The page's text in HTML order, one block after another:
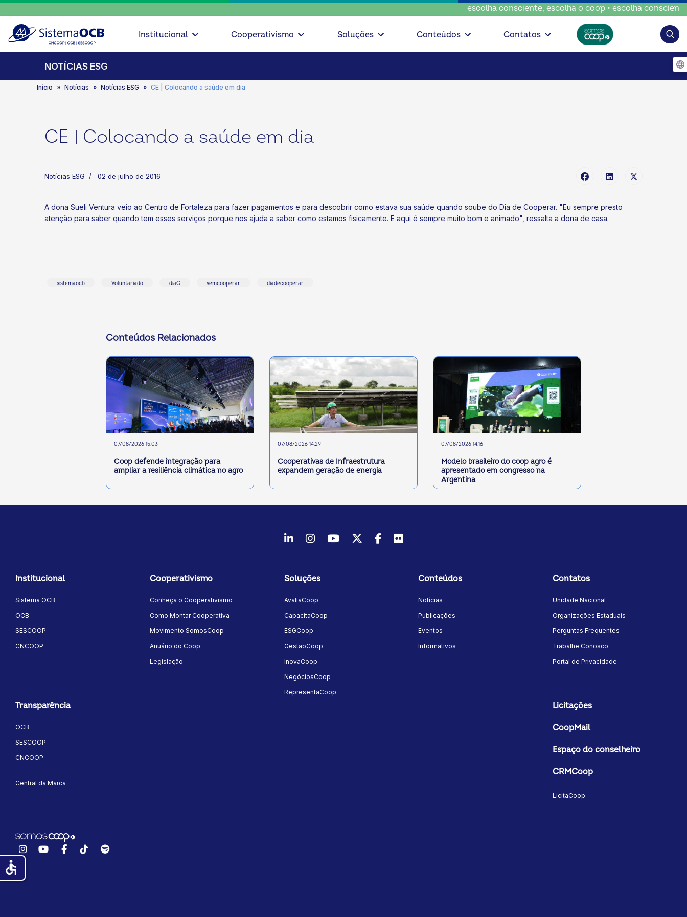
escolha consciente, escolha o coop • escolha consciente,
Institucional Cooperativismo Soluções Conteúdos Contatos
NOTÍCIAS ESG
Início Notícias Notícias ESG CE | Colocando a saúde em dia
CE | Colocando a saúde em dia
Notícias ESG 02 de julho de 2016
A dona Sueli Ventura veio ao Centro de Fortaleza para fazer pagamentos e para descobrir como estava sua saúde quando soube do Dia de Cooperar. "Eu sempre presto
atenção para saber quando tem esses serviços porque nos ajuda a saber como estamos fisicamente. E aqui é sempre muito bom e animado", ressalta a dona de casa.
sistemaocb Voluntariado diaC vemcooperar diadecooperar
Conteúdos Relacionados
07/08/2026 15:03
Coop defende integração para
ampliar a resiliência climática no agro
07/08/2026 14:29
Cooperativas de Infraestrutura
expandem geração de energia
07/08/2026 14:16
Modelo brasileiro do coop agro é
apresentado em congresso na
Argentina
LinkedInInstagram
YoutubeTwitter/X
Facebook
Flickr
Institucional
Sistema OCB
OCB
SESCOOP
CNCOOP
Cooperativismo
Conheça o Cooperativismo
Como Montar Cooperativa
Movimento SomosCoop
Anuário do Coop
Legislação
Soluções
AvaliaCoop
CapacitaCoop
ESGCoop
GestãoCoop
InovaCoop
NegóciosCoop
RepresentaCoop
Conteúdos
Notícias
Publicações
Eventos
Informativos
Contatos
Unidade Nacional
Organizações Estaduais
Perguntas Frequentes
Trabalhe Conosco
Portal de Privacidade
Transparência
OCB
SESCOOP
CNCOOP
Central da Marca
Licitações
CoopMail
Espaço do conselheiro
CRMCoop
LicitaCoop
InstagramYouTubeFacebook
TikTokSpotify
accessible